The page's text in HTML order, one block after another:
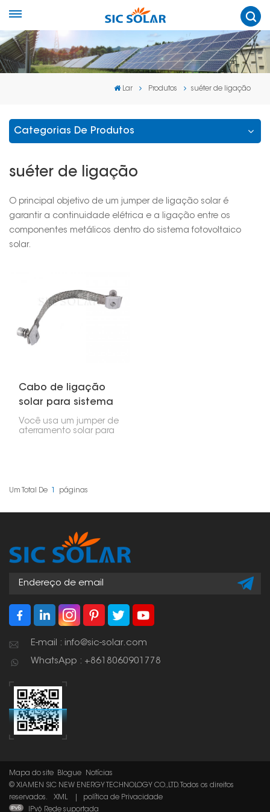
Lar Produtos suéter de ligação
Categorias De Produtos
suéter de ligação
O principal objetivo de um jumper de ligação solar é
garantir a continuidade elétrica e a ligação entre os
componentes metálicos dentro do sistema fotovoltaico
solar.
Cabo de ligação
solar para sistema
de aterramento
Você usa um jumper de
aterramento solar para
qualquer metal
Um Total De Páginas
E-mail : info@sic-solar.com
WhatsApp : +8618060901778
Mapa do site Blogue
Notícias
© XIAMEN SIC NEW ENERGY TECHNOLOGY CO.,LTD. Todos os direitos
reservados.
XML
política de Privacidade
IPv6 Rede suportada